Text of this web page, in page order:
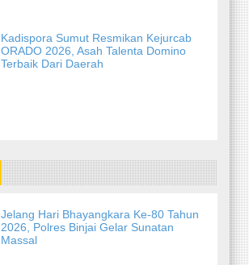
Kadispora Sumut Resmikan Kejurcab
ORADO 2026, Asah Talenta Domino
Terbaik Dari Daerah
Jelang Hari Bhayangkara Ke-80 Tahun
2026, Polres Binjai Gelar Sunatan
Massal